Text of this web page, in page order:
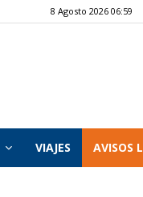
8 Agosto 2026 06:59
VIAJES AVISOS